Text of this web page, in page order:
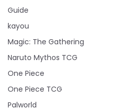
Guide
kayou
Magic: The Gathering
Naruto Mythos TCG
One Piece
One Piece TCG
Palworld